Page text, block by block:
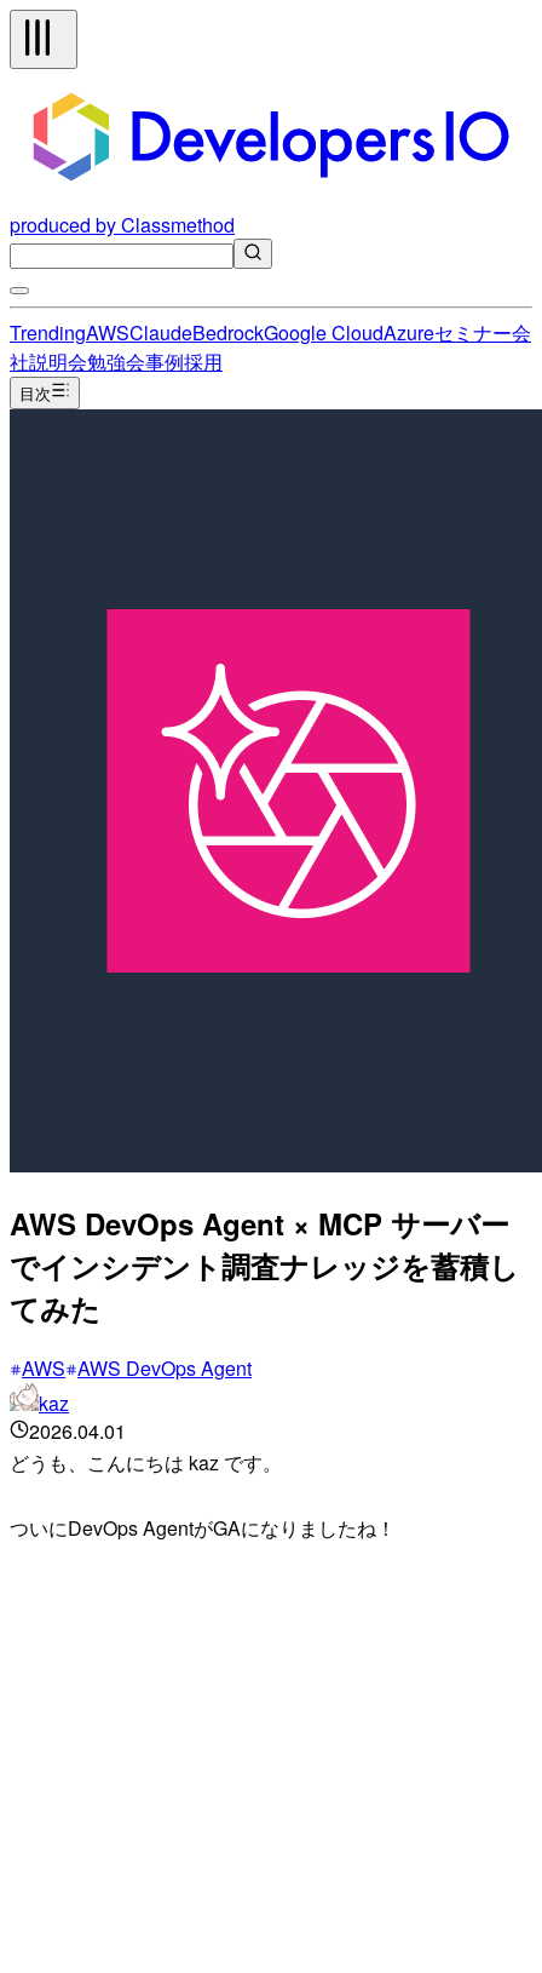
produced by Classmethod
TrendingAWSClaudeBedrockGoogle CloudAzureセミナー会
社説明会勉強会事例採用
目次
AWS DevOps Agent × MCP サーバー
でインシデント調査ナレッジを蓄積し
てみた
AWS AWS DevOps Agent
kaz
2026.04.01
どうも、こんにちは kaz です。
ついにDevOps AgentがGAになりましたね！